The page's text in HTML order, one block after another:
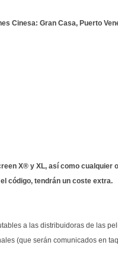
Cinesa: Gran Casa, Puerto
X® y XL, así como cualquier
código, tendrán un coste extra.
a las distribuidoras de las
(que serán comunicados en